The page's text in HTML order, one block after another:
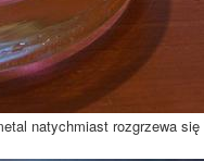
natychmiast rozgrzewa